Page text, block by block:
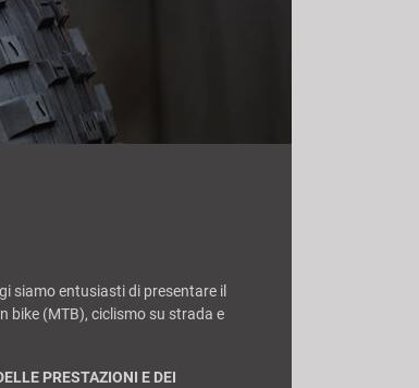
siamo entusiasti di presentare il
bike (MTB), ciclismo su strada e
PRESTAZIONI E DEI